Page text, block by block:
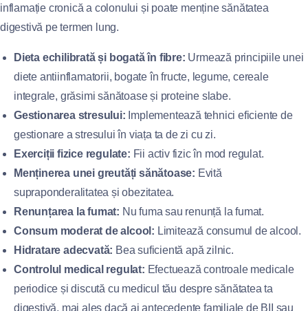
inflamație cronică a colonului și poate menține sănătatea
digestivă pe termen lung.
Dieta echilibrată și bogată în fibre: Urmează principiile unei
diete antiinflamatorii, bogate în fructe, legume, cereale
integrale, grăsimi sănătoase și proteine slabe.
Gestionarea stresului: Implementează tehnici eficiente de
gestionare a stresului în viața ta de zi cu zi.
Exerciții fizice regulate: Fii activ fizic în mod regulat.
Menținerea unei greutăți sănătoase: Evită
supraponderalitatea și obezitatea.
Renunțarea la fumat: Nu fuma sau renunță la fumat.
Consum moderat de alcool: Limitează consumul de alcool.
Hidratare adecvată: Bea suficientă apă zilnic.
Controlul medical regulat: Efectuează controale medicale
periodice și discută cu medicul tău despre sănătatea ta
digestivă, mai ales dacă ai antecedente familiale de BII sau